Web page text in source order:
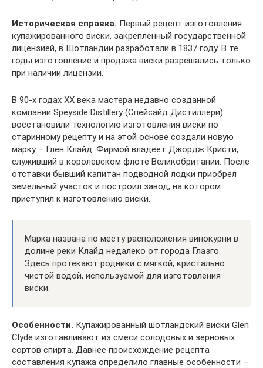
Историческая справка. Первый рецепт изготовления
купажированного виски, закрепленный государственной
лицензией, в Шотландии разработали в 1837 году. В те
годы изготовление и продажа виски разрешались только
при наличии лицензии.
В 90-х годах XX века мастера недавно созданной
компании Speyside Distillery (Спейсайд Дистиллери)
восстановили технологию изготовления виски по
старинному рецепту и на этой основе создали новую
марку – Глен Клайд. Фирмой владеет Джордж Кристи,
служивший в королевском флоте Великобритании. После
отставки бывший капитан подводной лодки приобрел
земельный участок и построил завод, на котором
приступил к изготовлению виски.
Марка названа по месту расположения винокурни в
долине реки Клайд недалеко от города Глазго.
Здесь протекают родники с мягкой, кристально
чистой водой, используемой для изготовления
виски.
Особенности. Купажированный шотландский виски Glen
Clyde изготавливают из смеси солодовых и зерновых
сортов спирта. Давнее происхождение рецепта
составления купажа определило главные особенности –